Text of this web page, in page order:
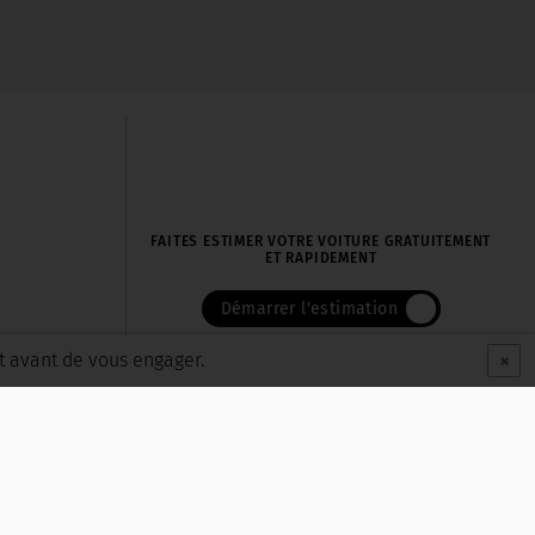
FAITES ESTIMER VOTRE VOITURE GRATUITEMENT
ET RAPIDEMENT
Démarrer l'estimation
de vous engager. ×